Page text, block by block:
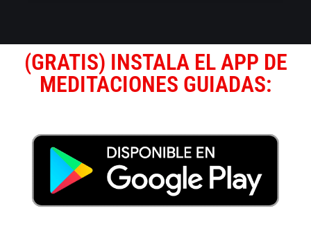
(GRATIS) INSTALA EL APP DE
MEDITACIONES GUIADAS: